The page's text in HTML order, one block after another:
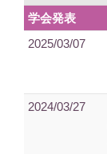
学会発表
2025/03/07
2024/03/27